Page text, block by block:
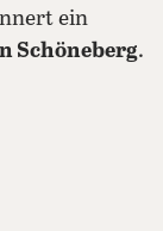
ein
Schöneberg.